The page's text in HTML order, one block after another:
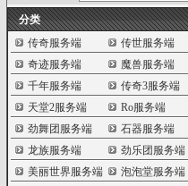
分类
传奇服务端
传世服务端
奇迹服务端
魔兽服务端
千年服务端
传奇3服务端
天堂2服务端
Ro服务端
劲舞团服务端
石器服务端
龙族服务端
劲乐团服务端
美丽世界服务端
泡泡堂服务端